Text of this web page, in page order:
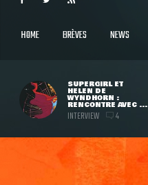
HOME BRÈVES NEWS
SUPERGIRL ET
HELEN DE
WYNDHORN :
RENCONTRE AVEC ...
INTERVIEW 4